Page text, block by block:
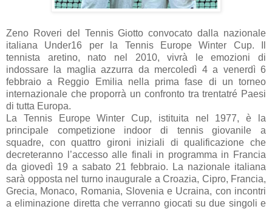
Zeno Roveri del Tennis Giotto convocato dalla nazionale
italiana Under16 per la Tennis Europe Winter Cup. Il
tennista aretino, nato nel 2010, vivrà le emozioni di
indossare la maglia azzurra da mercoledì 4 a venerdì 6
febbraio a Reggio Emilia nella prima fase di un torneo
internazionale che proporrà un confronto tra trentatré Paesi
di tutta Europa.
La Tennis Europe Winter Cup, istituita nel 1977, è la
principale competizione indoor di tennis giovanile a
squadre, con quattro gironi iniziali di qualificazione che
decreteranno l’accesso alle finali in programma in Francia
da giovedì 19 a sabato 21 febbraio. La nazionale italiana
sarà opposta nel turno inaugurale a Croazia, Cipro, Francia,
Grecia, Monaco, Romania, Slovenia e Ucraina, con incontri
a eliminazione diretta che verranno giocati su due singoli e